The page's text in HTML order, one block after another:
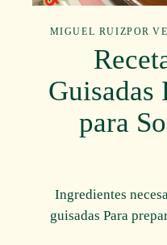
POR
MIGUEL RUIZ
Guisadas
para
Ingredientes
guisadas Para